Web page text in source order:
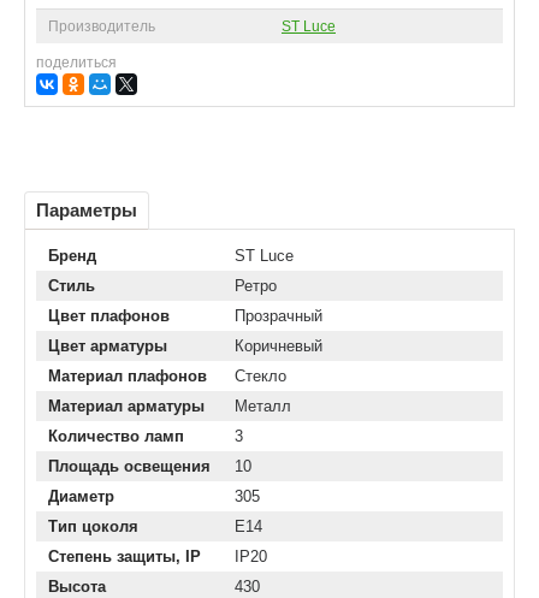
Производитель ST Luce
поделиться
Параметры
Бренд
ST Luce
Стиль
Ретро
Цвет плафонов
Прозрачный
Цвет арматуры
Коричневый
Материал плафонов
Стекло
Материал арматуры
Металл
Количество ламп
3
Площадь освещения
10
Диаметр
305
Тип цоколя
E14
Степень защиты, IP
IP20
Высота
430